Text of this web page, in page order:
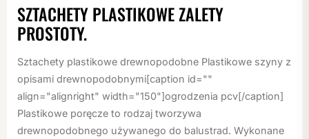
SZTACHETY PLASTIKOWE ZALETY
PROSTOTY.
Sztachety plastikowe drewnopodobne Plastikowe szyny z
opisami drewnopodobnymi[caption id=""
align="alignright" width="150"]ogrodzenia pcv[/caption]
Plastikowe poręcze to rodzaj tworzywa
drewnopodobnego używanego do balustrad. Wykonane